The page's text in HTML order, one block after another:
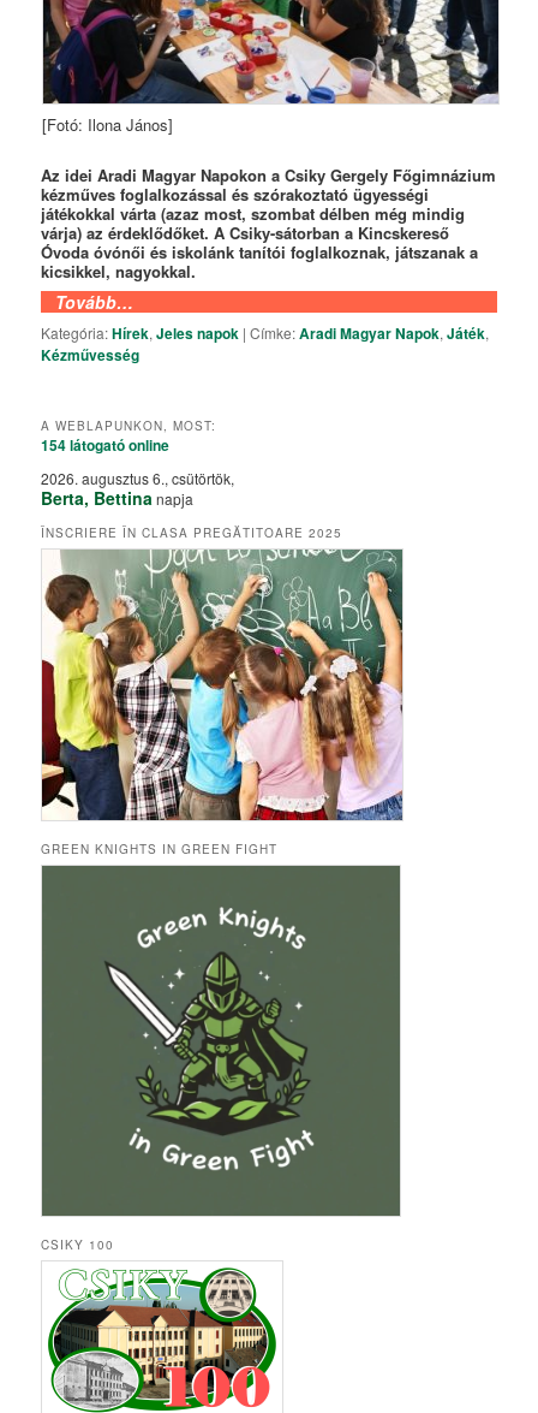
[Fotó: Ilona János]
Az idei Aradi Magyar Napokon a Csiky Gergely Főgimnázium
kézműves foglalkozással és szórakoztató ügyességi
játékokkal várta (azaz most, szombat délben még mindig
várja) az érdeklődőket. A Csiky-sátorban a Kincskereső
Óvoda óvónői és iskolánk tanítói foglalkoznak, játszanak a
kicsikkel, nagyokkal.
Tovább…
Kategória:Hírek,Jeles napok |Címke:Aradi Magyar Napok,Játék,
Kézművesség
A WEBLAPUNKON, MOST:
154 látogatóonline
2026. augusztus 6., csütörtök,
Berta, Bettinanapja
ÎNSCRIERE ÎN CLASA PREGĂTITOARE 2025
GREEN KNIGHTS IN GREEN FIGHT
CSIKY 100